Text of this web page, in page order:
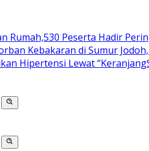
Rumah,530 Peserta Hadir
Kebakaran di Sumur
Hipertensi Lewat